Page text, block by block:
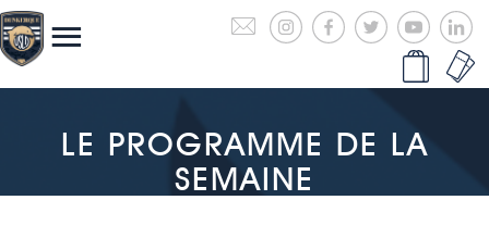
LE PROGRAMME DE LA
SEMAINE